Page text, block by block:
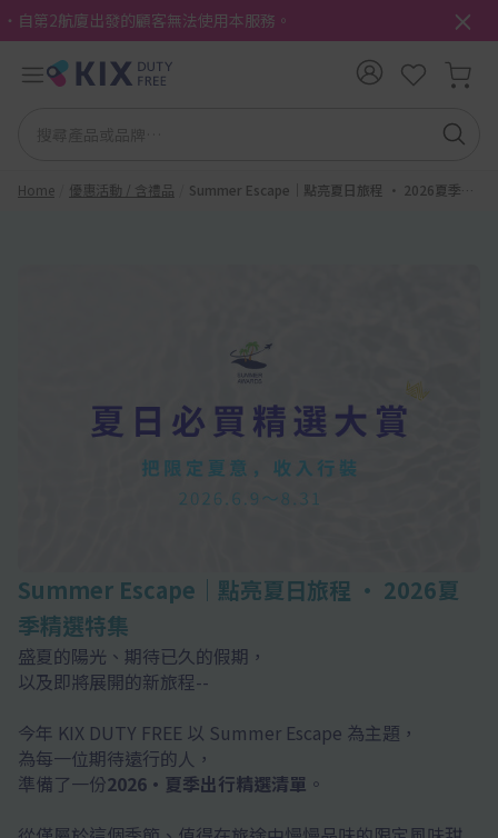
・自第2航廈出發的顧客無法使用本服務。
Home 優惠活動 / 含禮品
Summer Escape｜點亮夏日旅程 · 2026夏季精
Summer Escape｜點亮夏日旅程 · 2026夏
季精選特集
盛夏的陽光、期待已久的假期，
以及即將展開的新旅程--
今年 KIX DUTY FREE 以 Summer Escape 為主題，
為每一位期待遠行的人，
準備了一份2026・夏季出行精選清單 。